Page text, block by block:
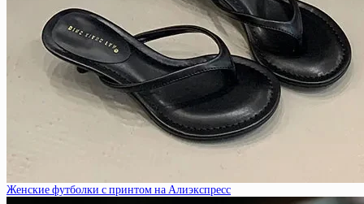
Женские футболки с принтом на Алиэкспресс